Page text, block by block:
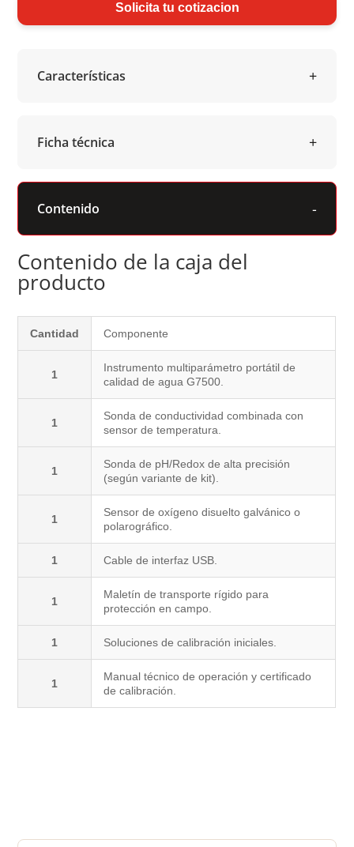
Solicita tu cotizacion
Características
Ficha técnica
Contenido
Contenido de la caja del
producto
Cantidad Componente
1
Instrumento multiparámetro portátil de
calidad de agua G7500.
1
Sonda de conductividad combinada con
sensor de temperatura.
1
Sonda de pH/Redox de alta precisión
(según variante de kit).
1
Sensor de oxígeno disuelto galvánico o
polarográfico.
1 Cable de interfaz USB.
1
Maletín de transporte rígido para
protección en campo.
1 Soluciones de calibración iniciales.
1
Manual técnico de operación y certificado
de calibración.